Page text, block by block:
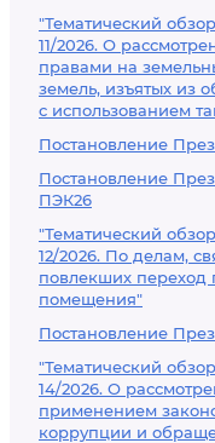
"Тематический
11/2026. О
правами на
земель, изъятых из
с использованием
Постановление
Постановление
ПЭК26
"Тематический
12/2026. По делам,
повлекших переход
помещения"
Постановление
"Тематический
14/2026. О
применением
коррупции и